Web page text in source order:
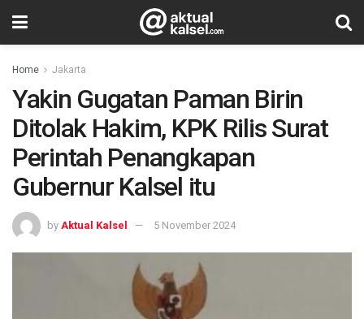
Home Jakarta
Yakin Gugatan Paman Birin
Ditolak Hakim, KPK Rilis Surat
Perintah Penangkapan
Gubernur Kalsel itu
by Aktual Kalsel 5 November 2024